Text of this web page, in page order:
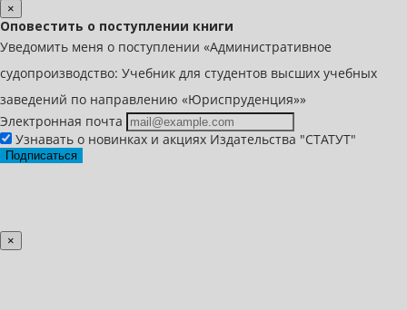
×
Оповестить о поступлении книги
Уведомить меня о поступлении «Административное
судопроизводство: Учебник для студентов высших учебных
заведений по направлению «Юриспруденция»»
Электронная почта
Узнавать о новинках и акциях Издательства "СТАТУТ"
Подписаться
×